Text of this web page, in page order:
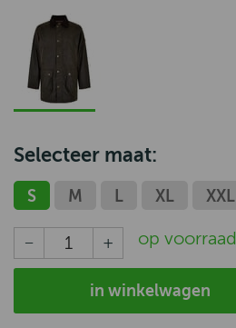
Selecteer maat:
S M L XL XXL
op voorraad
in winkelwagen